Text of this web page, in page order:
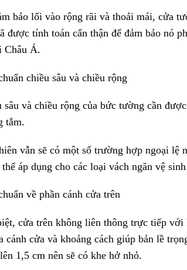
bảo lối vào rộng rãi và thoải mái, cửa
được tính toán cẩn thận để đảm bảo
Châu Á.
chiều sâu và chiều rộng
sâu và chiều rộng của bức tường cần
tắm.
vẫn sẽ có một số trường hợp ngoại lệ
áp dụng cho các loại vách ngăn vệ
về phần cánh cửa trên
cửa trên không liên thông trực tiếp
cánh cửa và khoảng cách giúp bản lề
1,5 cm nên sẽ có khe hở nhỏ.